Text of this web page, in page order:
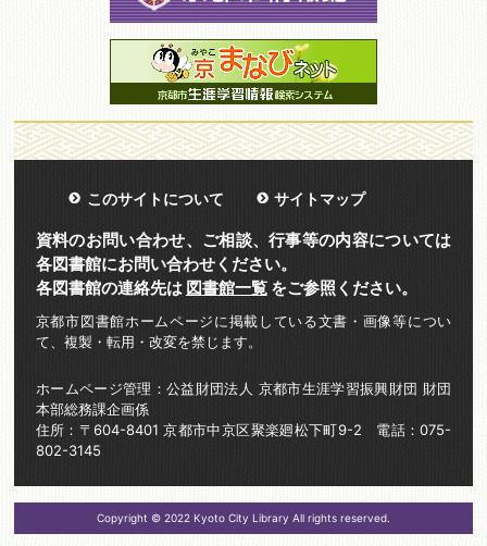
このサイトについて サイトマップ
資料のお問い合わせ、ご相談、行事等の内容については
各図書館にお問い合わせください。
各図書館の連絡先は 図書館一覧をご参照ください。
京都市図書館ホームページに掲載している文書・画像等につい
て、複製・転用・改変を禁じます。
ホームページ管理：公益財団法人 京都市生涯学習振興財団 財団
本部総務課企画係
住所：〒604-8401 京都市中京区聚楽廻松下町9-2 電話：075-
802-3145
Copyright © 2022 Kyoto City Library All rights reserved.